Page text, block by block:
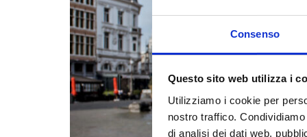
Consenso
Questo sito web utilizza i
Utilizziamo i cookie per
nostro traffico.
di analisi dei dati web,